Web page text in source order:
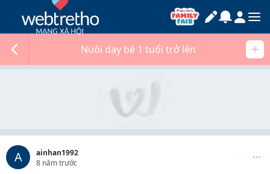
Nuôi dạy bé 1 tuổi trở lên
A
ainhan1992
8 năm trước